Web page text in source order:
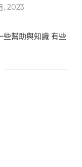
, 2023
些幫助與知識 有些